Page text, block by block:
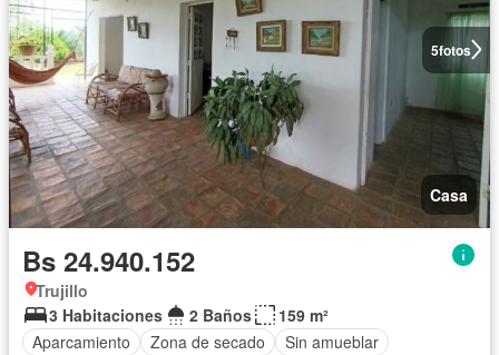
5fotos
Casa
Bs 24.940.152
Trujillo
3 Habitaciones
2 Baños
159 m²
Aparcamiento
Zona de secado Sin amueblar